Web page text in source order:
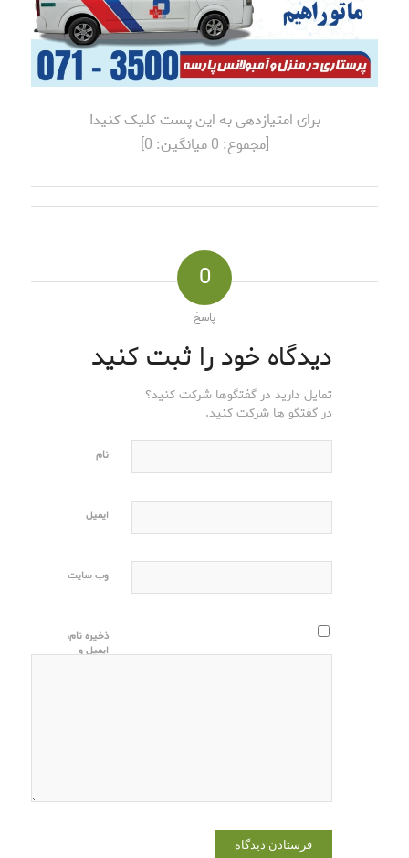
برای امتیازدهی به این پست کلیک کنید!
[مجموع: 0میانگین: 0
]
0
پاسخ
دیدگاه خود را ثبت کنید
تمایل دارید در گفتگوها شرکت کنید؟
در گفتگو ها شرکت کنید.
نام
ایمیل
وب‌ سایت
ذخیره نام،
ایمیل و